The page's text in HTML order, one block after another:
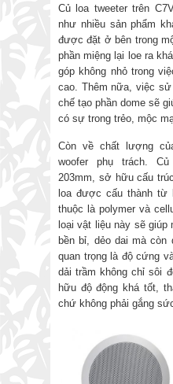
Củ loa tweeter trên
như nhiều sản phẩm
được đặt ở bên trong
phần miệng lại loe ra
góp không nhỏ trong
cao. Thêm nữa, việc
chế tạo phần dome sẽ
có sự trong trẻo, mộc
Còn về chất lượng
woofer phụ trách.
203mm, sở hữu cấu
loa được cấu thành từ
thuộc là polymer và
loại vật liệu này sẽ giúp
bền bỉ, dẻo dai mà
quan trọng là độ cứng
dải trầm không chỉ sôi
hữu độ động khá tốt,
chứ không phải gắng